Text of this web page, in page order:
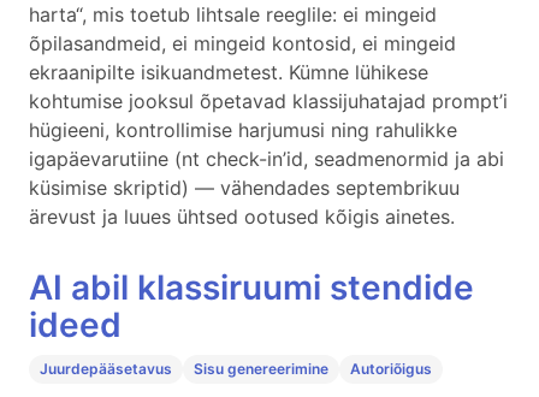
harta“, mis toetub lihtsale reeglile: ei mingeid
õpilasandmeid, ei mingeid kontosid, ei mingeid
ekraanipilte isikuandmetest. Kümne lühikese
kohtumise jooksul õpetavad klassijuhatajad prompt’i
hügieeni, kontrollimise harjumusi ning rahulikke
igapäevarutiine (nt check-in’id, seadmenormid ja abi
küsimise skriptid) — vähendades septembrikuu
ärevust ja luues ühtsed ootused kõigis ainetes.
AI abil klassiruumi stendide
ideed
Juurdepääsetavus Sisu genereerimine Autoriõigus